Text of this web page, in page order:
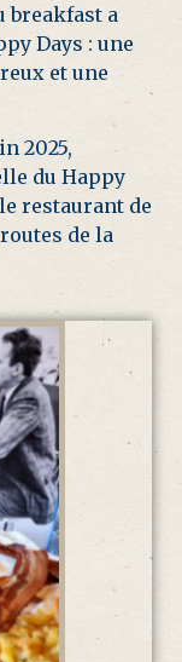
breakfast a
Days : une
et une
2025,
du Happy
restaurant de
de la